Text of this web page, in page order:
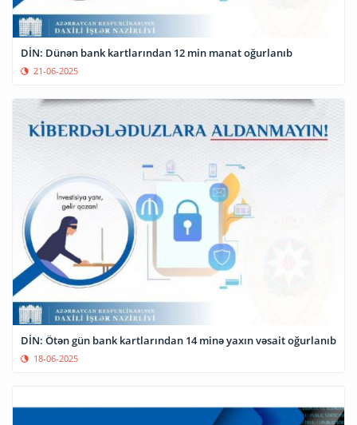
DİN: Dünən bank kartlarından 12 min manat oğurlanıb
21-06-2025
DİN: Ötən gün bank kartlarından 14 minə yaxın vəsait oğurlanıb
18-06-2025